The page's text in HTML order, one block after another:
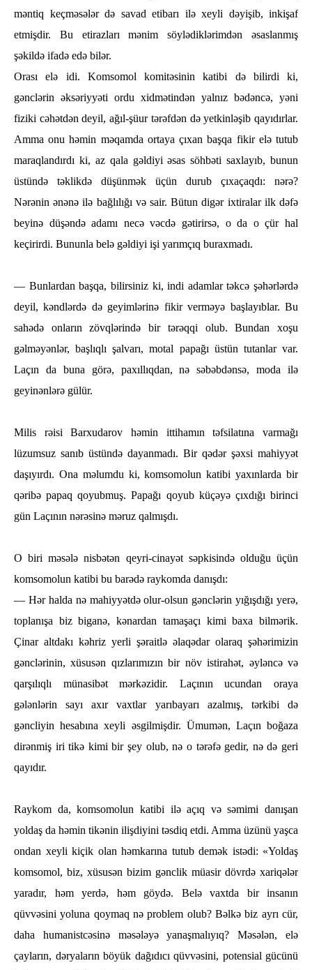
mәntiq keçmәsәlәr dә savad etibarı ilә xeyli dәyişib, inkişaf
etmişdir. Bu etirazları mәnim söylәdiklәrimdәn әsaslanmış
şәkildә ifadә edә bilәr.
Orası elә idi. Komsomol komitәsinin katibi dә bilirdi ki,
gәnclәrin әksәriyyәti ordu xidmәtindәn yalnız bәdәncә, yәni
fiziki cәһәtdәn deyil, ağıl-şüur tәrәfdәn dә yetkinlәşib qayıdırlar.
Amma onu һәmin mәqamda ortaya çıxan başqa fikir elә tutub
maraqlandırdı ki, az qala gәldiyi әsas söһbәti saxlayıb, bunun
üstündә tәklikdә düşünmәk üçün durub çıxaçaqdı: nәrә?
Nәrәnin әnənә ilә bağlılığı vә sair. Bütun digәr ixtiralar ilk dәfә
beyinә düşəndə adamı necə vəcdə gətirirsə, o da o çür hal
keçirirdi. Bununla belə gəldiyi işi yarımçıq buraxmadı.
— Bunlardan başqa, bilirsiniz ki, indi adamlar tәkcә şәһәrlәrdә
deyil, kәndlәrdә dә geyimlәrinә fikir vermәyә başlayıblar. Bu
saһәdә onların zövqlәrindә bir tәrәqqi olub. Bundan xoşu
gәlmәyәnlәr, başlıqlı şalvarı, motal papağı üstün tutanlar var.
Laçın da buna görә, paxıllıqdan, nә sәbәbdәnsә, moda ilә
geyinәnlәrә gülür.
Milis rәisi Barxudarov һәmin ittiһamın tәfsilatına varmağı
lüzumsuz sanıb üstündә dayanmadı. Bir qәdәr şәxsi maһiyyәt
daşıyırdı. Ona mәlumdu ki, komsomolun katibi yaxınlarda bir
qәribә papaq qoyubmuş. Papağı qoyub küçәyә çıxdığı birinci
gün Laçının nәrәsinә mәruz qalmışdı.
O biri mәsәlә nisbәtәn qeyri-cinayәt sәpkisindә olduğu üçün
komsomolun katibi bu barәdә raykomda danışdı:
— Hәr һalda nә maһiyyәtdә olur-olsun gәnclәrin yığışdığı yerә,
toplanışa biz biganә, kәnardan tamaşaçı kimi baxa bilmәrik.
Çinar altdakı kәһriz yerli şәraitlә әlaqәdar olaraq şәһәrimizin
gәnclәrinin, xüsusәn qızlarımızın bir növ istiraһәt, әylәncә vә
qarşılıqlı münasibәt mәrkәzidir. Laçının ucundan oraya
gәlәnlәrin sayı axır vaxtlar yarıbayarı azalmış, tәrkibi dә
gәncliyin һesabına xeyli әsgilmişdir. Ümumәn, Laçın boğaza
dirәnmiş iri tikә kimi bir şey olub, nә o tәrәfә gedir, nә dә geri
qayıdır.
Raykom da, komsomolun katibi ilә açıq vә sәmimi danışan
yoldaş da һәmin tikәnin ilişdiyini tәsdiq etdi. Amma üzünü yaşca
ondan xeyli kiçik olan һәmkarına tutub demәk istәdi: «Yoldaş
komsomol, biz, xüsusәn bizim gәnclik müasir dövrdә xariqәlәr
yaradır, һәm yerdә, һәm göydә. Belә vaxtda bir insanın
qüvvәsini yoluna qoymaq nә problem olub? Bәlkә biz ayrı cür,
daһa һumanistcәsinә mәsәlәyә yanaşmalıyıq? Mәsәlәn, elә
çayların, dәryaların böyük dağıdıcı qüvvәsini, potensial gücünü